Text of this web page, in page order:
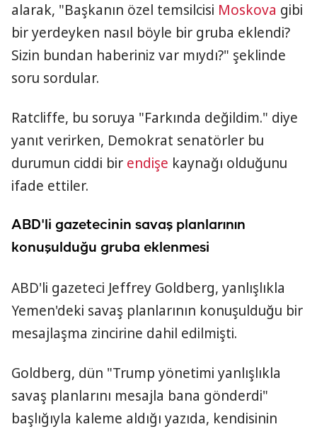
alarak, "Başkanın özel temsilcisi Moskova gibi
bir yerdeyken nasıl böyle bir gruba eklendi?
Sizin bundan haberiniz var mıydı?" şeklinde
soru sordular.
Ratcliffe, bu soruya "Farkında değildim." diye
yanıt verirken, Demokrat senatörler bu
durumun ciddi bir endişe kaynağı olduğunu
ifade ettiler.
ABD'li gazetecinin savaş planlarının
konuşulduğu gruba eklenmesi
ABD'li gazeteci Jeffrey Goldberg, yanlışlıkla
Yemen'deki savaş planlarının konuşulduğu bir
mesajlaşma zincirine dahil edilmişti.
Goldberg, dün "Trump yönetimi yanlışlıkla
savaş planlarını mesajla bana gönderdi"
başlığıyla kaleme aldığı yazıda, kendisinin